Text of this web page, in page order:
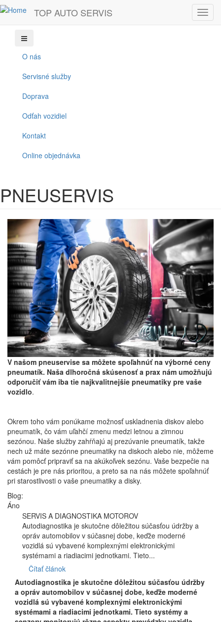
Skočiť na hlavný obsah
TOP AUTO SERVIS
+421 903263626 topservisauto@centrum.sk
O nás
Servisné služby
Doprava
Odťah vozidiel
Kontakt
Online objednávka
PNEUSERVIS
V našom pneuservise sa môžete spoľahnúť na výborné ceny
pneumatík. Naša dlhoročná skúsenosť a prax nám umožňujú
odporučiť vám iba tie najkvalitnejšie pneumatiky pre vaše
vozidlo.
Okrem toho vám ponúkame možnosť uskladnenia diskov alebo
pneumatík, čo vám uľahčí zmenu medzi letnou a zimnou
sezónou. Naše služby zahŕňajú aj prezúvanie pneumatík, takže
nech už máte sezónne pneumatiky na diskoch alebo nie, môžeme
vám pomôcť pripraviť sa na akúkoľvek sezónu. Vaše bezpečie na
cestách je pre nás prioritou, a preto sa na nás môžete spoľahnúť
pri starostlivosti o vaše pneumatiky a disky.
Blog:
Áno
SERVIS A DIAGNOSTIKA MOTOROV
Autodiagnostika je skutočne dôležitou súčasťou údržby a
opráv automobilov v súčasnej dobe, keďže moderné
vozidlá sú vybavené komplexnými elektronickými
systémami a riadiacimi jednotkami. Tieto...
Čítať článok
Autodiagnostika je skutočne dôležitou súčasťou údržby
a opráv automobilov v súčasnej dobe, keďže moderné
vozidlá sú vybavené komplexnými elektronickými
systémami a riadiacimi jednotkami. Tieto systémy a